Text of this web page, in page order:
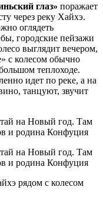
глаз» поражает
через реку Хайхэ.
оглядеть
городские пейзажи
выглядит вечером,
с колесом обычно
теплоходе.
идет по реке, а на
танцуют, звучит
рядом с колесом